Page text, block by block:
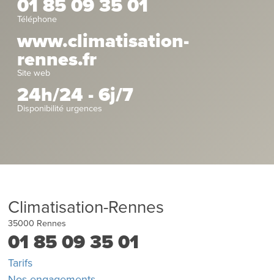
01 85 09 35 01
Téléphone
www.climatisation-
rennes.fr
Site web
24h/24 - 6j/7
Disponibilité urgences
Climatisation-Rennes
35000 Rennes
01 85 09 35 01
Tarifs